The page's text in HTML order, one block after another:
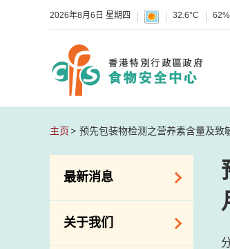
2026年8月6日 星期四 32.6°C 62%
主页 预先包装物检测之营养素含量及致
最新消息
食物警报 / 致敏物
警报
关于我们